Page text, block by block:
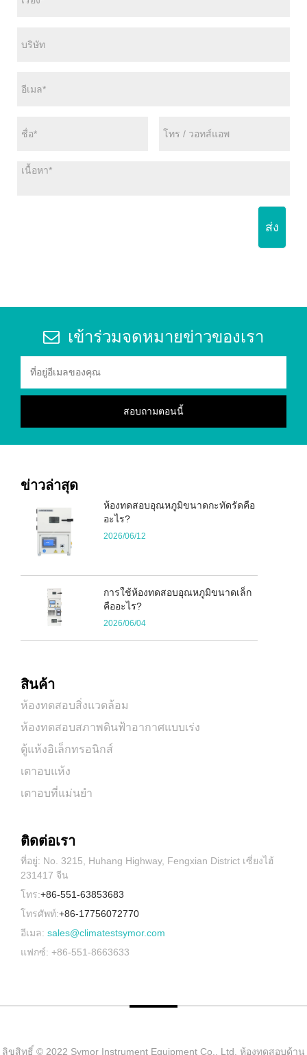
ส่ง
เข้าร่วมจดหมายข่าวของเรา
ข่าวล่าสุด
ห้องทดสอบอุณหภูมิขนาดกะทัดรัดคือ
อะไร?
2026/06/12
การใช้ห้องทดสอบอุณหภูมิขนาดเล็ก
คืออะไร?
2026/06/04
สินค้า
ห้องทดสอบสิ่งแวดล้อม
ห้องทดสอบสภาพดินฟ้าอากาศแบบเร่ง
ตู้แห้งอิเล็กทรอนิกส์
เตาอบแห้ง
เตาอบที่แม่นยำ
ติดต่อเรา
ที่อยู่: No. 3215, Huhang Highway, Fengxian District เซี่ยงไฮ้
231417 จีน
โทร:+86-551-63853683
โทรศัพท์:+86-17756072770
อีเมล: sales@climatestsymor.com
แฟกซ์: +86-551-8663633
ลิขสิทธิ์ © 2022 Symor Instrument Equipment Co., Ltd. ห้องทดสอบด้าน